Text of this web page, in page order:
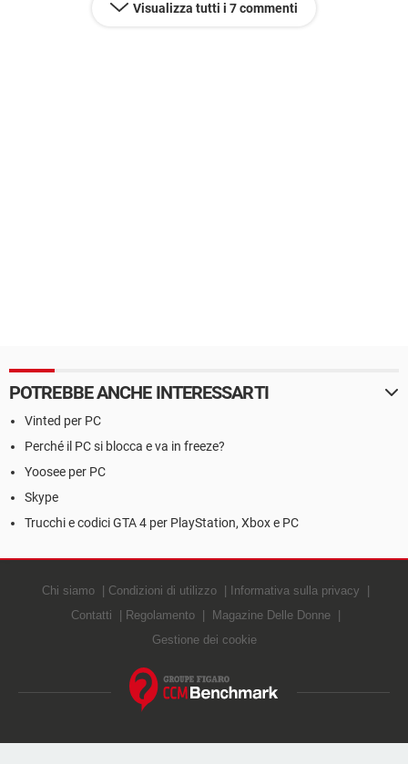
Visualizza tutti i 7 commenti
POTREBBE ANCHE INTERESSARTI
Vinted per PC
Perché il PC si blocca e va in freeze?
Yoosee per PC
Skype
Trucchi e codici GTA 4 per PlayStation, Xbox e PC
Chi siamo Condizioni di utilizzo
Informativa sulla privacy
Contatti
Regolamento
Magazine Delle Donne
Gestione dei cookie